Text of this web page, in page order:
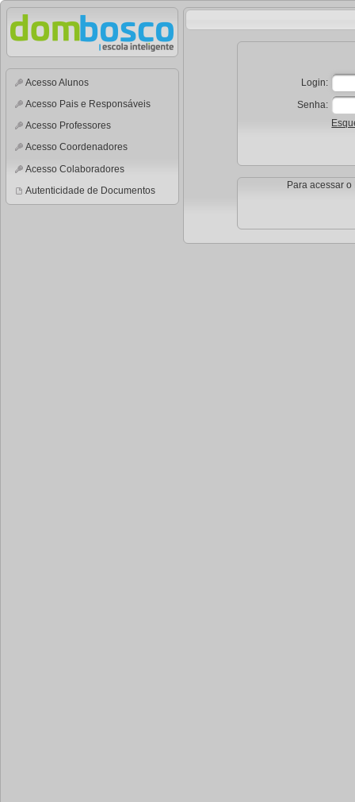
Acesso Alunos
Acesso Pais e Responsáveis
Acesso Professores
Acesso Coordenadores
Acesso Colaboradores
Autenticidade de Documentos
Login:
Senha:
Para acessar